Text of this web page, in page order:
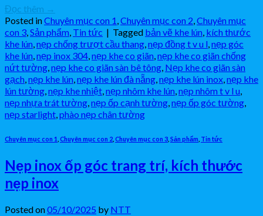
Đọc thêm →
Posted inChuyên mục con 1 Chuyên mục con 2 Chuyên mục
con 3 Sản phẩm Tin tức | Tagged bản vẽ khe lún kích thước
khe lún nẹp chống trượt cầu thang nẹp đồng t v u l nẹp góc
khe lún nẹp inox 304 nẹp khe co giãn nẹp khe co giãn chống
nứt tường nẹp khe co giãn sàn bê tông Nẹp khe co giãn sàn
gạch nẹp khe lún nẹp khe lún đà nẵng nẹp khe lún inox nẹp khe
lún tường nẹp khe nhiệt nẹp nhôm khe lún nẹp nhôm t v l u
nẹp nhựa trát tường nẹp ốp cạnh tường nẹp ốp góc tường
nẹp starlight phào nẹp chân tường
Chuyên mục con 1 Chuyên mục con 2 Chuyên mục con 3 Sản phẩm Tin tức
Nẹp inox ốp góc trang trí, kích thước
nẹp inox
Posted on05/10/2025 by NTT